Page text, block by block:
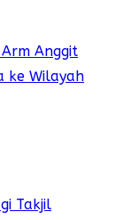
Anggit
ke Wilayah
Takjil